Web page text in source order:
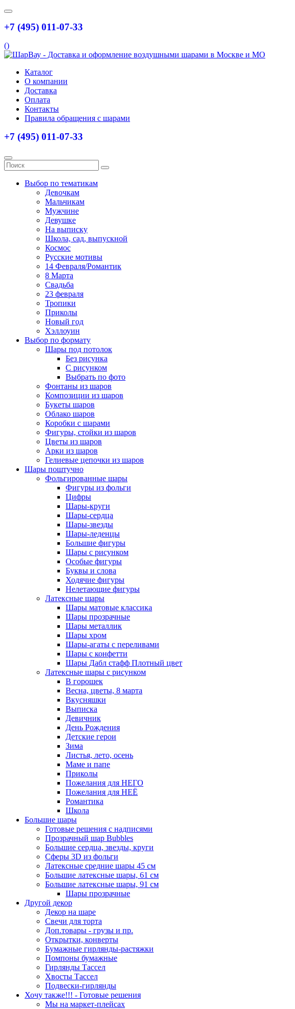
+7 (495) 011-07-33
()
Каталог
О компании
Доставка
Оплата
Контакты
Правила обращения с шарами
+7 (495) 011-07-33
Выбор по тематикам
Девочкам
Мальчикам
Мужчине
Девушке
На выписку
Школа, сад, выпускной
Космос
Русские мотивы
14 Февраля/Романтик
8 Марта
Свадьба
23 февраля
Тропики
Приколы
Новый год
Хэллоуин
Выбор по формату
Шары под потолок
Без рисунка
С рисунком
Выбрать по фото
Фонтаны из шаров
Композиции из шаров
Букеты шаров
Облако шаров
Коробки с шарами
Фигуры, стойки из шаров
Цветы из шаров
Арки из шаров
Гелиевые цепочки из шаров
Шары поштучно
Фольгированные шары
Фигуры из фольги
Цифры
Шары-круги
Шары-сердца
Шары-звезды
Шары-леденцы
Большие фигуры
Шары с рисунком
Особые фигуры
Буквы и слова
Ходячие фигуры
Нелетающие фигуры
Латексные шары
Шары матовые классика
Шары прозрачные
Шары металлик
Шары хром
Шары-агаты с переливами
Шары с конфетти
Шары Дабл стафф Плотный цвет
Латексные шары с рисунком
В горошек
Весна, цветы, 8 марта
Вкусняшки
Выписка
Девичник
День Рождения
Детские герои
Зима
Листья, лето, осень
Маме и папе
Приколы
Пожелания для НЕГО
Пожелания для НЕЁ
Романтика
Школа
Большие шары
Готовые решения с надписями
Прозрачный шар Bubbles
Большие сердца, звезды, круги
Сферы 3D из фольги
Латексные средние шары 45 см
Большие латексные шары, 61 см
Большие латексные шары, 91 см
Шары прозрачные
Другой декор
Декор на шаре
Свечи для торта
Доп.товары - грузы и пр.
Открытки, конверты
Бумажные гирлянды-растяжки
Помпоны бумажные
Гирлянды Тассел
Хвосты Тассел
Подвески-гирлянды
Хочу также!!! - Готовые решения
Мы на маркет-плейсах